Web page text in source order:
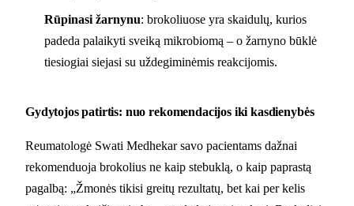
Rūpinasi žarnynu: brokoliuose yra skaidulų, kurios
padeda palaikyti sveiką mikrobiomą – o žarnyno būklė
tiesiogiai siejasi su uždegiminėmis reakcijomis.
Gydytojos patirtis: nuo rekomendacijos iki kasdienybės
Reumatologė Swati Medhekar savo pacientams dažnai
rekomenduoja brokolius ne kaip stebuklą, o kaip paprastą
pagalbą: „Žmonės tikisi greitų rezultatų, bet kai per kelis